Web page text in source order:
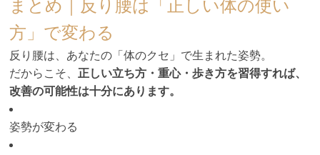
まとめ｜反り腰は「正しい体の使い
方」で変わる
反り腰は、あなたの「体のクセ」で生まれた姿勢。
だからこそ、 正しい立ち方・重心・歩き方を習得すれば、
改善の可能性は十分にあります。
姿勢が変わる